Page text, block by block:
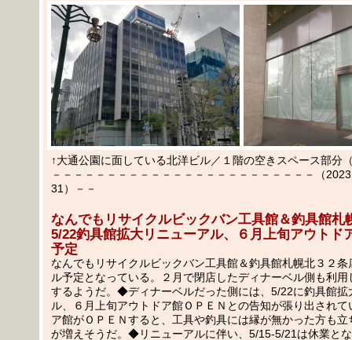
↑大通公園に面している北洋ビル／１階の空きスペース部分
－－－－－－－－－－－－－－－－－－－－－－－－（
31）－－
なんでもリサイクルビックバン工具館＆釣具館札
5/22釣具館拡大リニューアル、６月上旬アウトド
予定
なんでもリサイクルビックバン工具館＆釣具館札幌北３２条
ル予定となっている。２月で閉店したディナーベル側も利
するようだ。◆ディナーベルだった側には、5/22に釣具館拡
ル、６月上旬アウトドア館ＯＰＥＮとの告知が張り出され
ア館がＯＰＥＮすると、工具や釣具には縁が無かった方も立
が増えそうだ。◆リニューアルに伴い、5/15-5/21は休業と